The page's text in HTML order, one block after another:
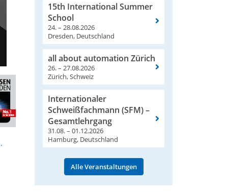
15th International Summer
School
24. – 28.08.2026
Dresden, Deutschland
all about automation Zürich
26. – 27.08.2026
Zürich, Schweiz
Internationaler
Schweißfachmann (SFM) –
Gesamtlehrgang
31.08. – 01.12.2026
Hamburg, Deutschland
Alle Veranstaltungen